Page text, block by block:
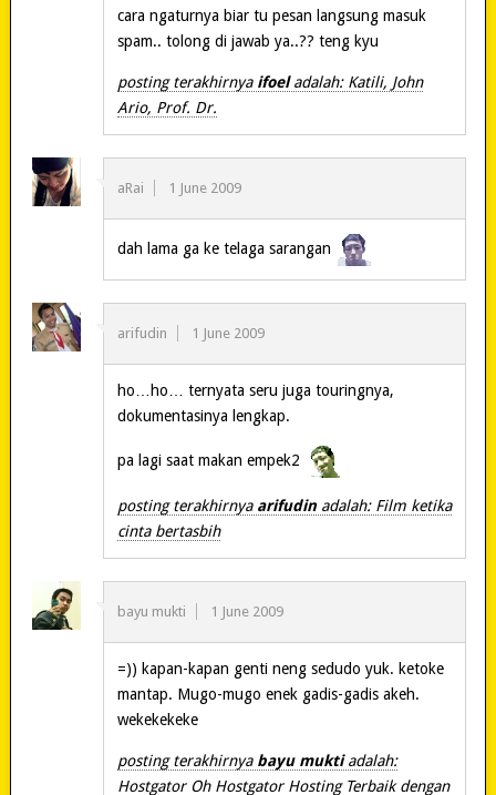
cara ngaturnya biar tu pesan langsung masuk
spam.. tolong di jawab ya..?? teng kyu
posting terakhirnya ifoeladalah: Katili, John
Ario, Prof. Dr.
aRai 1 June 2009
dah lama ga ke telaga sarangan
arifudin 1 June 2009
ho…ho… ternyata seru juga touringnya,
dokumentasinya lengkap.
pa lagi saat makan empek2
posting terakhirnya arifudin adalah: Film ketika
cinta bertasbih
bayu mukti 1 June 2009
=)) kapan-kapan genti neng sedudo yuk. ketoke
mantap. Mugo-mugo enek gadis-gadis akeh.
wekekekeke
posting terakhirnya bayu muktiadalah:
Hostgator Oh Hostgator Hosting Terbaik dengan